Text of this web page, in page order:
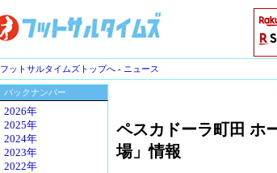
フットサルタイムズトップへ - ニュース
バックナンバー
2026年
2025年
2024年
2023年
2022年
ペスカドーラ町田 ホ
場」情報